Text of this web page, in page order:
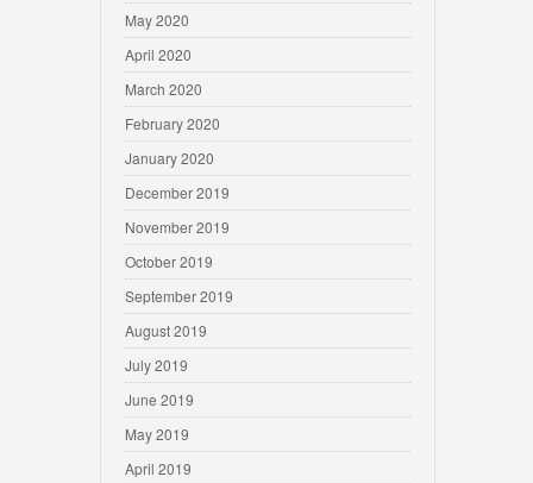
May 2020
April 2020
March 2020
February 2020
January 2020
December 2019
November 2019
October 2019
September 2019
August 2019
July 2019
June 2019
May 2019
April 2019